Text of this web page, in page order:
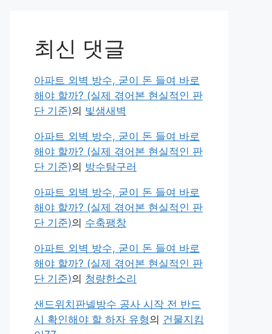
최신 댓글
아파트 외벽 방수, 굳이 돈 들여 바로
해야 할까? (실제 겪어본 현실적인 판
단 기준)의 빛샘새벽
아파트 외벽 방수, 굳이 돈 들여 바로
해야 할까? (실제 겪어본 현실적인 판
단 기준)의 방수탐구러
아파트 외벽 방수, 굳이 돈 들여 바로
해야 할까? (실제 겪어본 현실적인 판
단 기준)의 수축팽창
아파트 외벽 방수, 굳이 돈 들여 바로
해야 할까? (실제 겪어본 현실적인 판
단 기준)의 청량한소리
샌드위치판넬방수 공사 시작 전 반드
시 확인해야 할 하자 유형의 건물지킴